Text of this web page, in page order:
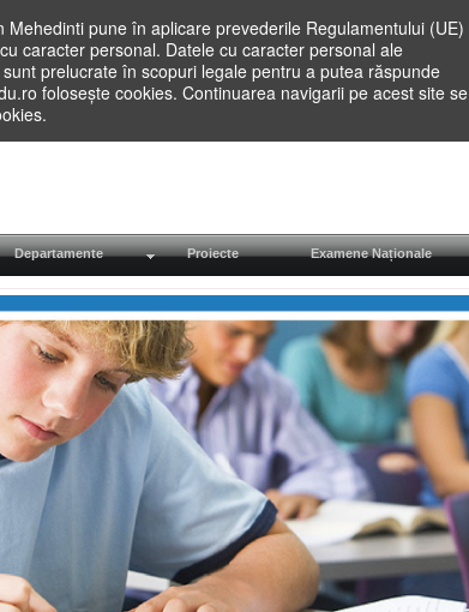
pune în aplicare prevederile Regulamentului (UE)
caracter personal. Datele cu caracter personal ale
prelucrate în scopuri legale pentru a putea răspunde
folosește cookies. Continuarea navigarii pe acest site se
Departamente Proiecte Examene Naționale